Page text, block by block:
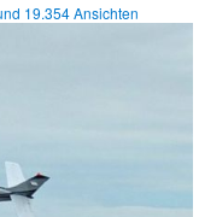
19.354Ansichten